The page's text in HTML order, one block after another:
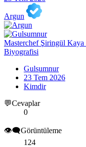
Argun
Masterchef Şiringül
Biyografisi
Gulsumnur
23 Tem 2026
Kimdir
💬Cevaplar
0
👁️‍🗨️Görüntüleme
124